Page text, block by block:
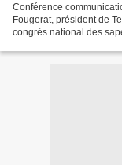
Conférence
Fougerat, président de
congrès national des